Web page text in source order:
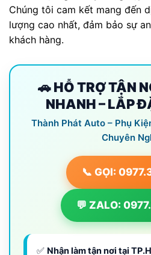
Chúng tôi cam kết mang đến
lượng cao nhất, đảm bảo sự
khách hàng.
🚗 HỖ TRỢ TẬN
NHANH – LẮP
Thành Phát Auto – Phụ
Chuyên
📞 GỌI:
💬 ZALO:
✅ Nhận làm tận nơi tại